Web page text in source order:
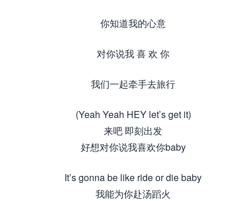
你知道我的心意
对你说我 喜 欢 你
我们一起牵手去旅行
(Yeah Yeah HEY let’s get it)
来吧 即刻出发
好想对你说我喜欢你baby
It’s gonna be like ride or die baby
我能为你赴汤蹈火